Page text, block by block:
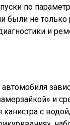
по
были не
и
и
с